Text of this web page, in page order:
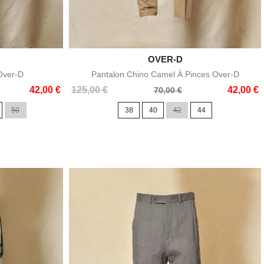
D
42,00 €
50
Aperçu rapide
OVER-D
Pantalon Chino Camel À Pinces Over-D
125,00 €
Prix
70,00 € 42,00 €
Prix
38 40 42 44